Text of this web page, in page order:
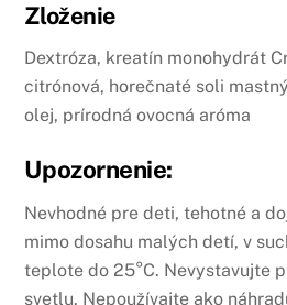
Zloženie
Dextróza, kreatín monohydrát
citrónová, horečnaté soli
olej, prírodná ovocná aróma
Upozornenie:
Nevhodné pre deti, tehotné a
mimo dosahu malých detí, v
teplote do 25°C. Nevystavujte
svetlu. Nepoužívajte ako